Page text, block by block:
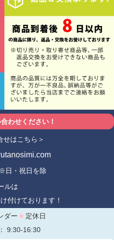
わせください！
せはこちら＞
日・祝日を除
ルは
付けております！
ダー ■ 定休日
9:30-16:30